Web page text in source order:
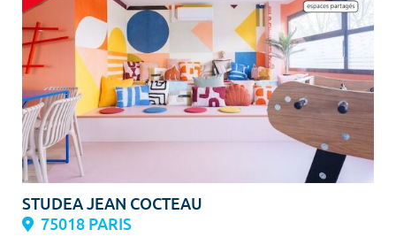
STUDEA JEAN COCTEAU
75018 PARIS